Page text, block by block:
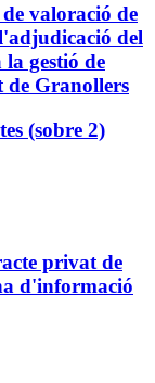
valoració de
del
gestió de
Granollers
(sobre 2)
privat de
d'informació